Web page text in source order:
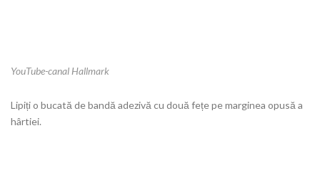
YouTube-canal Hallmark
Lipiți o bucată de bandă adezivă cu două fețe pe marginea opusă a
hârtiei.